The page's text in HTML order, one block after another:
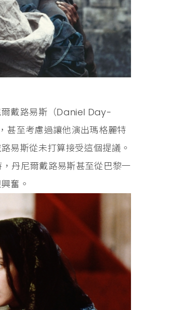
爾戴路易斯（Daniel Day-
甚至考慮過讓他演出瑪格麗特
易斯從未打算接受這個提議。
丹尼爾戴路易斯甚至從巴黎一
奮。